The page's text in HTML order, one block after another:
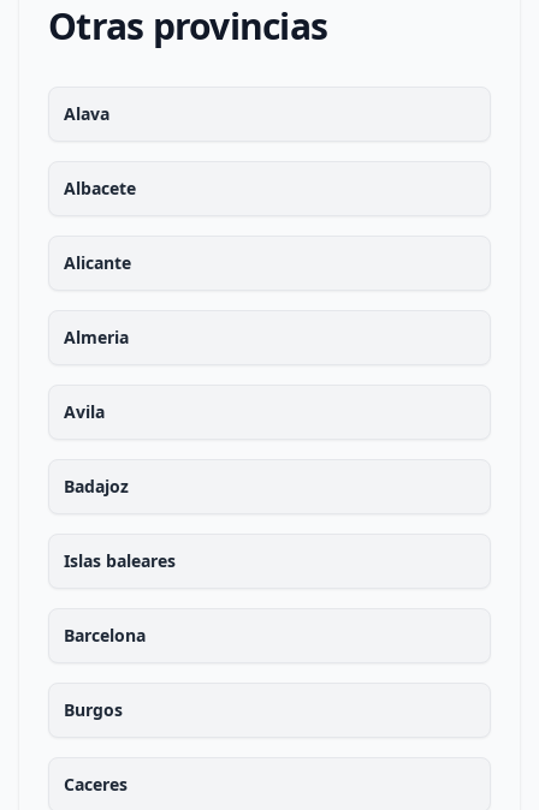
Otras provincias
Alava
Albacete
Alicante
Almeria
Avila
Badajoz
Islas baleares
Barcelona
Burgos
Caceres